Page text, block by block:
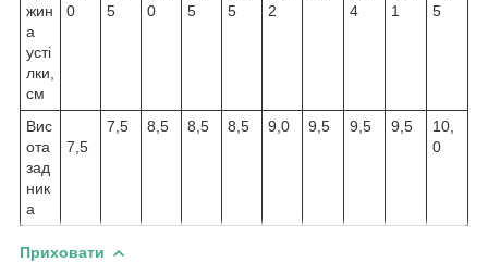
жин
а
усті
лки,
см
0
5
0
5
5
2
4
1
5
Вис
ота
зад
ник
а
7,5
7,5 8,5 8,5 8,5 9,0 9,5 9,5 9,5
10,
0
Приховати